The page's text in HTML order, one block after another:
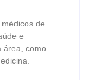
de
e
área, como